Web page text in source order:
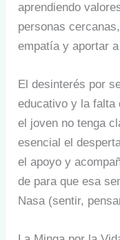
aprendiendo
personas
empatía y aportar
El desinterés por
educativo y la falta
el joven no tenga
esencial el
el apoyo y
de para que esa
Nasa (sentir,